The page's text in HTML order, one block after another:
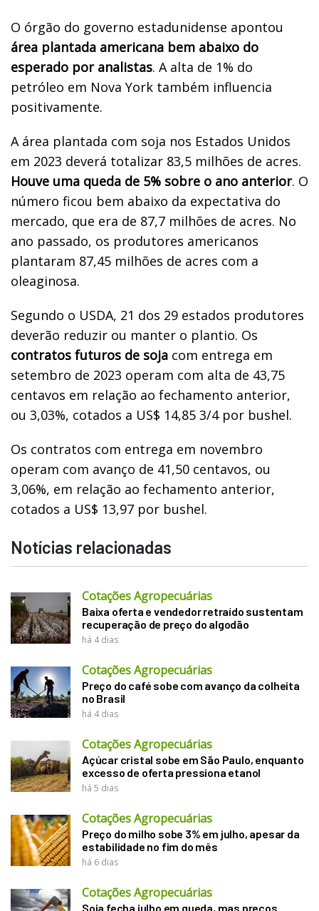
O órgão do governo estadunidense apontou
área plantada americana bem abaixo do
esperado por analistas. A alta de 1% do
petróleo em Nova York também influencia
positivamente.
A área plantada com soja nos Estados Unidos
em 2023 deverá totalizar 83,5 milhões de acres.
Houve uma queda de 5% sobre o ano anterior. O
número ficou bem abaixo da expectativa do
mercado, que era de 87,7 milhões de acres. No
ano passado, os produtores americanos
plantaram 87,45 milhões de acres com a
oleaginosa.
Segundo o USDA, 21 dos 29 estados produtores
deverão reduzir ou manter o plantio. Os
contratos futuros de soja com entrega em
setembro de 2023 operam com alta de 43,75
centavos em relação ao fechamento anterior,
ou 3,03%, cotados a US$ 14,85 3/4 por bushel.
Os contratos com entrega em novembro
operam com avanço de 41,50 centavos, ou
3,06%, em relação ao fechamento anterior,
cotados a US$ 13,97 por bushel.
Notícias relacionadas
Cotações Agropecuárias
Baixa oferta e vendedor retraído sustentam
recuperação de preço do algodão
há 4 dias
Cotações Agropecuárias
Preço do café sobe com avanço da colheita
no Brasil
há 4 dias
Cotações Agropecuárias
Açúcar cristal sobe em São Paulo, enquanto
excesso de oferta pressiona etanol
há 5 dias
Cotações Agropecuárias
Preço do milho sobe 3% em julho, apesar da
estabilidade no fim do mês
há 6 dias
Cotações Agropecuárias
Soja fecha julho em queda, mas preços